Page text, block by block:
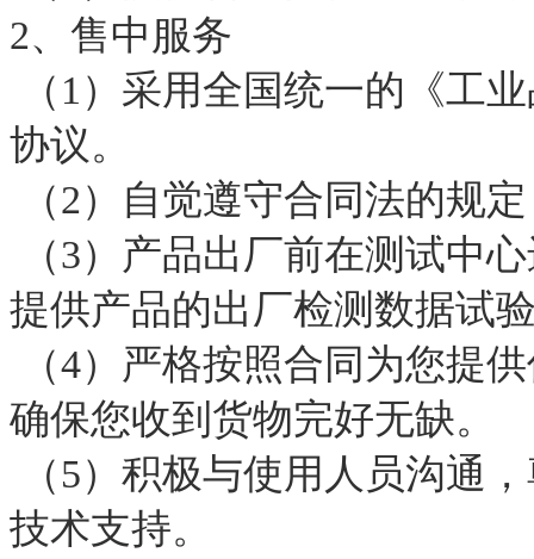
2、售中服务
（1）采用全国统一的《工
协议。
（2）自觉遵守合同法的规
（3）产品出厂前在测试中
提供产品的出厂检测数据试
（4）严格按照合同为您提
确保您收到货物完好无缺。
（5）积极与使用人员沟通
技术支持。